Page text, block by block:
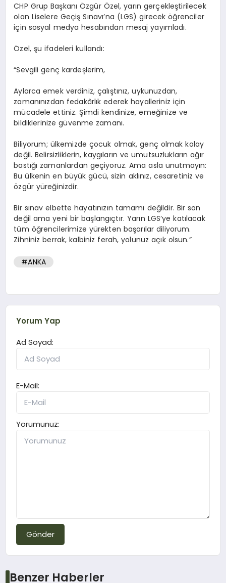
CHP Grup Başkanı Özgür Özel, yarın gerçekleştirilecek
olan Liselere Geçiş Sınavı’na (LGS) girecek öğrenciler
için sosyal medya hesabından mesaj yayımladı.
Özel, şu ifadeleri kullandı:
“Sevgili genç kardeşlerim,
Aylarca emek verdiniz, çalıştınız, uykunuzdan,
zamanınızdan fedakârlık ederek hayalleriniz için
mücadele ettiniz. Şimdi kendinize, emeğinize ve
bildiklerinize güvenme zamanı.
Biliyorum; ülkemizde çocuk olmak, genç olmak kolay
değil. Belirsizliklerin, kaygıların ve umutsuzlukların ağır
bastığı zamanlardan geçiyoruz. Ama asla unutmayın:
Bu ülkenin en büyük gücü, sizin aklınız, cesaretiniz ve
özgür yüreğinizdir.
Bir sınav elbette hayatınızın tamamı değildir. Bir son
değil ama yeni bir başlangıçtır. Yarın LGS’ye katılacak
tüm öğrencilerimize yürekten başarılar diliyorum.
Zihniniz berrak, kalbiniz ferah, yolunuz açık olsun.”
#ANKA
Yorum Yap
Ad Soyad:
E-Mail:
Yorumunuz:
Gönder
Benzer Haberler